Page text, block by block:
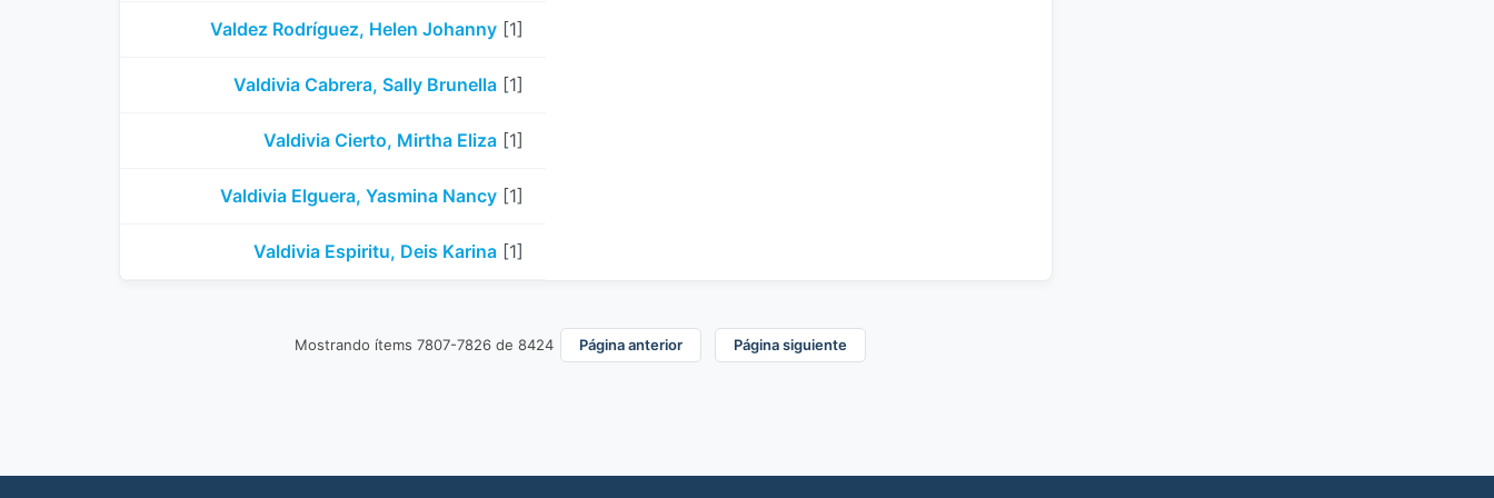
Valdez Rodríguez, Helen Johanny [1]
Valdivia Cabrera, Sally Brunella [1]
Valdivia Cierto, Mirtha Eliza [1]
Valdivia Elguera, Yasmina Nancy [1]
Valdivia Espiritu, Deis Karina [1]
Mostrando ítems 7807-7826 de 8424 Página anterior Página siguiente